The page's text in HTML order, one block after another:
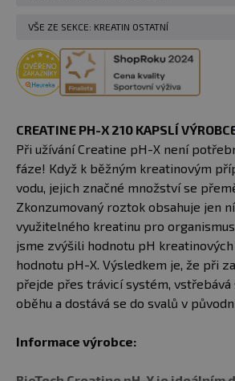
VŠE ZE SEKCE: KREATIN OSTATNÍ
CREATINE PH-X 210 KAPSLÍ
Při užívání Creatine pH-X není
fáze! Když k běžným kreatinovým
vodu, jejich značné množství se
Zkonzumovaný roztok obsahuje jen
využitelného kreatinu pro
jsme zvýšili hodnotu pH
hodnotu pH-X. Výsledkem je, že při
přejde přes trávicí systém, vstřebává
oběhu a dostává se do svalů v
Informace výrobce: